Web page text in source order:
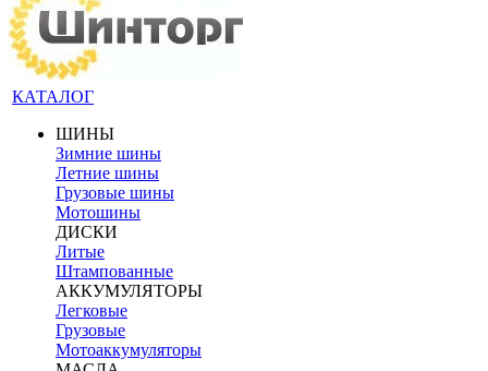
КАТАЛОГ
ШИНЫ
Зимние шины
Летние шины
Грузовые шины
Мотошины
ДИСКИ
Литые
Штампованные
АККУМУЛЯТОРЫ
Легковые
Грузовые
Мотоаккумуляторы